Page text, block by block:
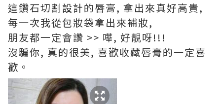
這鑽石切割設計的唇膏, 拿出來真好高貴,
每一次我從包妝袋拿出來補妝,
朋友都一定會讚 >> 嘩, 好靚呀!!!
沒騙你, 真的很美, 喜歡收藏唇膏的一定喜
歡。